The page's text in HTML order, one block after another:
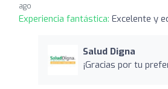
ago
Experiencia fantástica: Excelente y
Salud Digna
¡Gracias por tu